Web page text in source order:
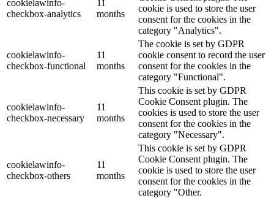
cookielawinfo-
checkbox-analytics
11
months
cookie is used to store the user
consent for the cookies in the
category "Analytics".
cookielawinfo-
checkbox-functional
11
months
The cookie is set by GDPR
cookie consent to record the user
consent for the cookies in the
category "Functional".
cookielawinfo-
checkbox-necessary
11
months
This cookie is set by GDPR
Cookie Consent plugin. The
cookies is used to store the user
consent for the cookies in the
category "Necessary".
cookielawinfo-
checkbox-others
11
months
This cookie is set by GDPR
Cookie Consent plugin. The
cookie is used to store the user
consent for the cookies in the
category "Other.